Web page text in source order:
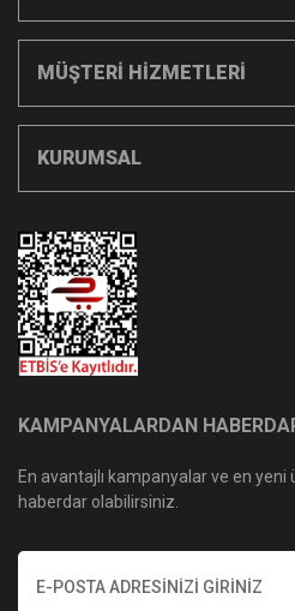
MÜŞTERİ HİZMETLERİ
KURUMSAL
KAMPANYALARDAN
En avantajlı kampanyalar ve en
haberdar olabilirsiniz.